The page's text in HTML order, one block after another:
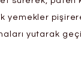
yemekler
yutarak